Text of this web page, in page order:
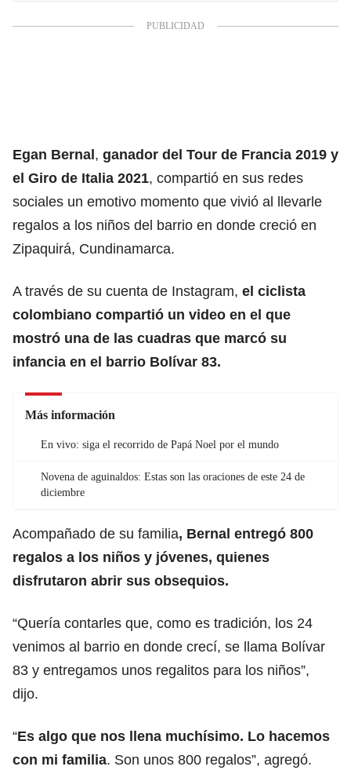
Egan Bernal , ganador del Tour de Francia 2019 y
el Giro de Italia 2021, compartió en sus redes
sociales un emotivo momento que vivió al llevarle
regalos a los niños del barrio en donde creció en
Zipaquirá, Cundinamarca.
A través de su cuenta de Instagram, el ciclista
colombiano compartió un video en el que
mostró una de las cuadras que marcó su
infancia en el barrio Bolívar 83.
Más información
En vivo: siga el recorrido de Papá Noel por el mundo
Novena de aguinaldos: Estas son las oraciones de este 24 de
diciembre
Acompañado de su familia, Bernal entregó 800
regalos a los niños y jóvenes, quienes
disfrutaron abrir sus obsequios.
“Quería contarles que, como es tradición, los 24
venimos al barrio en donde crecí, se llama Bolívar
83 y entregamos unos regalitos para los niños”,
dijo.
“Es algo que nos llena muchísimo. Lo hacemos
con mi familia. Son unos 800 regalos”, agregó.